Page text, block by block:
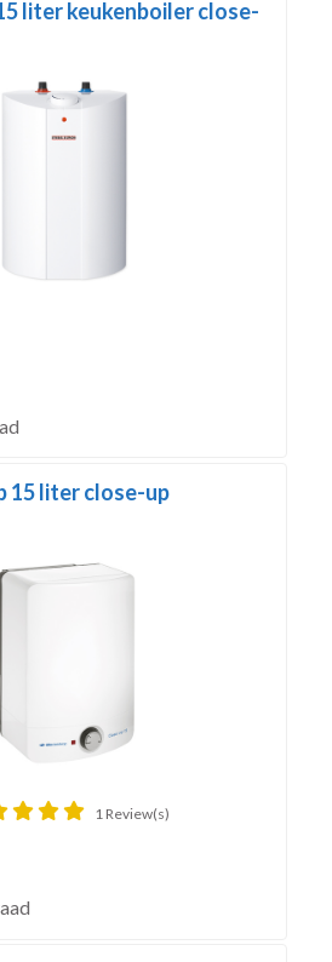
liter keukenboiler close-
15 liter close-up
1 Review(s)